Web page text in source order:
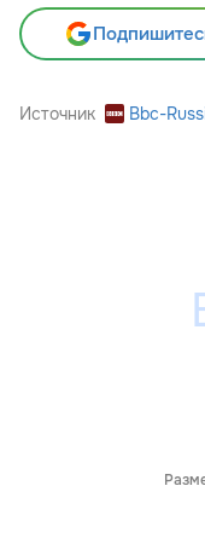
Источник Bbc-